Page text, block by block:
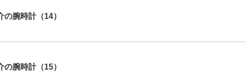
の腕時計（14）
の腕時計（15）